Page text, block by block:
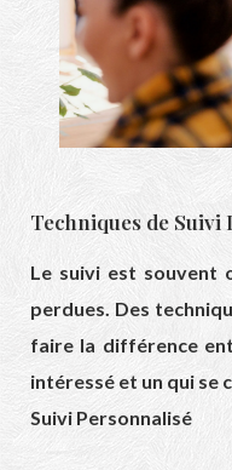
Techniques de Suivi
Le suivi est souvent
perdues. Des
faire la différence
intéressé et un qui se
Suivi Personnalisé